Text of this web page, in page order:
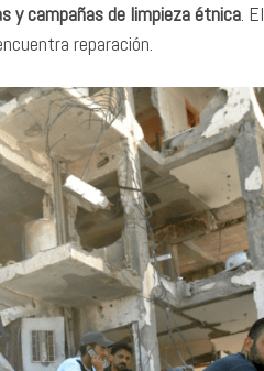
y campañas de limpieza étnica.
reparación.